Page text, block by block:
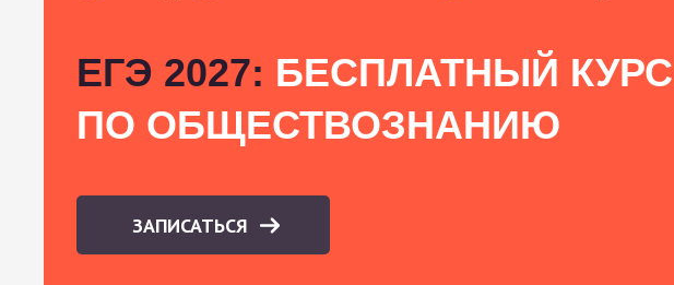
ЕГЭ 2027: БЕСПЛАТНЫЙ КУРС
ПО ОБЩЕСТВОЗНАНИЮ
ЗАПИСАТЬСЯ